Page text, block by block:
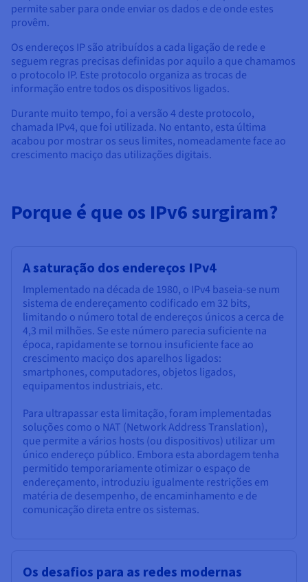
Preços
Disponibilidade por regiões
Documentação
Roadmap & Changelog
Observabilidade
Roadmap & Changelog
Roadmap & Changelog
Roadmap & Changelog
Roadmap & Changelog
permite saber para onde enviar os dados e de onde estes
provêm.
Os endereços IP são atribuídos a cada ligação de rede e
seguem regras precisas definidas por aquilo a que chamamos
o protocolo IP. Este protocolo organiza as trocas de
informação entre todos os dispositivos ligados.
Durante muito tempo, foi a versão 4 deste protocolo,
chamada IPv4, que foi utilizada. No entanto, esta última
acabou por mostrar os seus limites, nomeadamente face ao
crescimento maciço das utilizações digitais.
Porque é que os IPv6 surgiram?
A saturação dos endereços IPv4
Implementado na década de 1980, o IPv4 baseia-se num
sistema de endereçamento codificado em 32 bits,
limitando o número total de endereços únicos a cerca de
4,3 mil milhões. Se este número parecia suficiente na
época, rapidamente se tornou insuficiente face ao
crescimento maciço dos aparelhos ligados:
smartphones, computadores, objetos ligados,
equipamentos industriais, etc.
Para ultrapassar esta limitação, foram implementadas
soluções como o NAT (Network Address Translation),
que permite a vários hosts (ou dispositivos) utilizar um
único endereço público. Embora esta abordagem tenha
permitido temporariamente otimizar o espaço de
endereçamento, introduziu igualmente restrições em
matéria de desempenho, de encaminhamento e de
comunicação direta entre os sistemas.
Os desafios para as redes modernas